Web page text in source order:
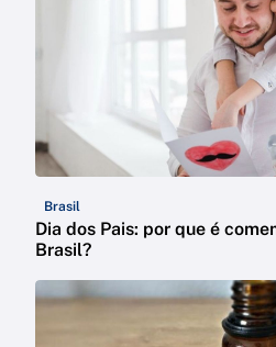
Brasil
Dia dos Pais: por que é
Brasil?